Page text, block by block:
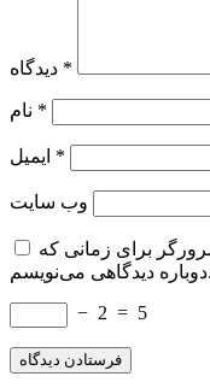
*
*
*
وب‌ سایت
برای زمانی که
دوباره دیدگاهی می‌نویسم.
− 2 = 5